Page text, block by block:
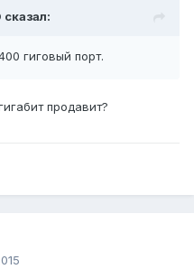
гиговый порт.
продавит?